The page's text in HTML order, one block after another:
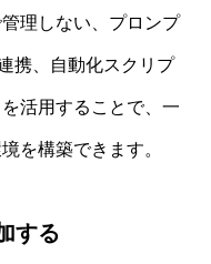
理しない、プロンプ
携、自動化スクリプ
活用することで、一
を構築できます。
する